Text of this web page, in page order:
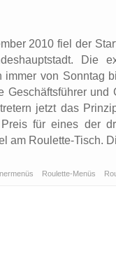
2010 fiel der
Die
immer von Sonntag
Geschäftsführer
jetzt das
für eines der
am Roulette-Tisch.
Roulette-Menüs